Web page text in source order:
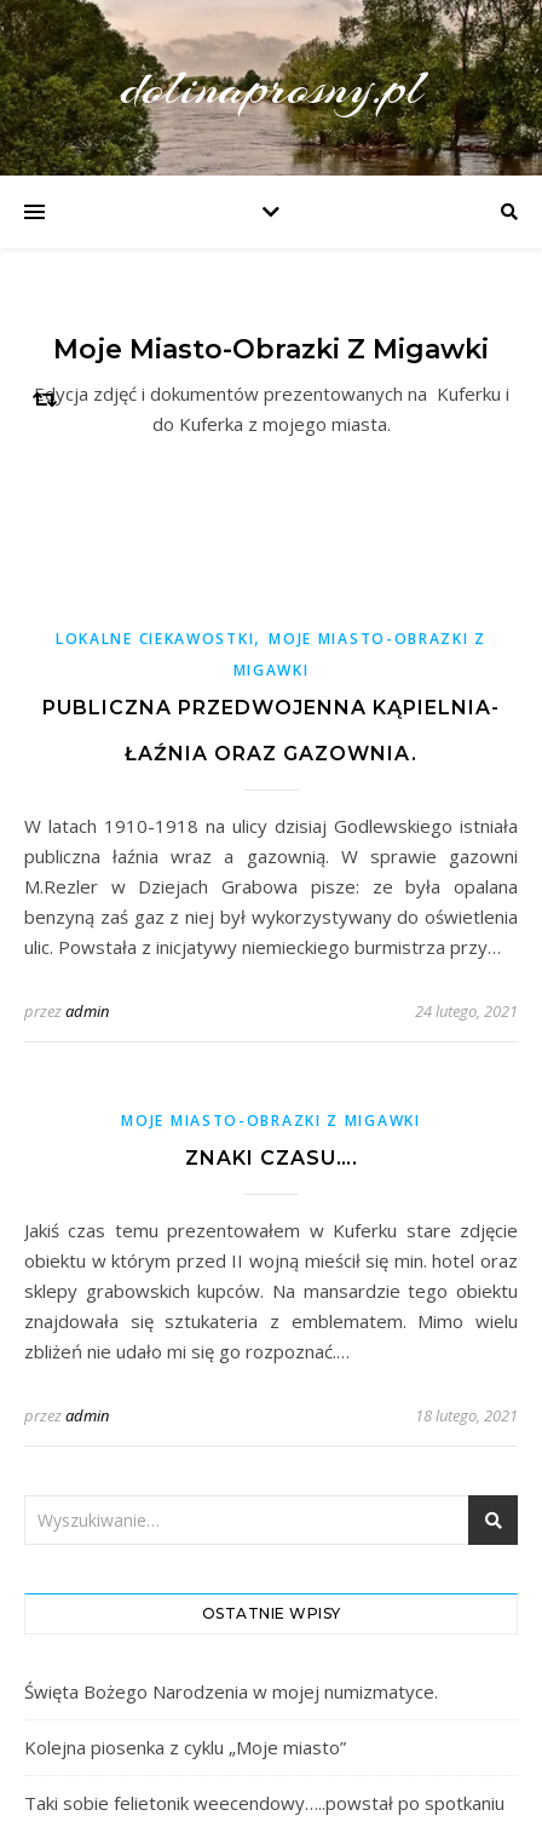
dolinaprosny.pl
Moje Miasto-Obrazki Z Migawki
Edycja zdjęć i dokumentów prezentowanych na Kuferku i
do Kuferka z mojego miasta.
LOKALNE CIEKAWOSTKI,MOJE MIASTO-OBRAZKI Z
MIGAWKI
PUBLICZNA PRZEDWOJENNA KĄPIELNIA-
ŁAŹNIA ORAZ GAZOWNIA.
W latach 1910-1918 na ulicy dzisiaj Godlewskiego istniała
publiczna łaźnia wraz a gazownią. W sprawie gazowni
M.Rezler w Dziejach Grabowa pisze: ze była opalana
benzyną zaś gaz z niej był wykorzystywany do oświetlenia
ulic. Powstała z inicjatywy niemieckiego burmistrza przy…
przezadmin 24 lutego, 2021
MOJE MIASTO-OBRAZKI Z MIGAWKI
ZNAKI CZASU….
Jakiś czas temu prezentowałem w Kuferku stare zdjęcie
obiektu w którym przed II wojną mieścił się min. hotel oraz
sklepy grabowskich kupców. Na mansardzie tego obiektu
znajdowała się sztukateria z emblematem. Mimo wielu
zbliżeń nie udało mi się go rozpoznać.…
przezadmin 18 lutego, 2021
OSTATNIE WPISY
Święta Bożego Narodzenia w mojej numizmatyce.
Kolejna piosenka z cyklu „Moje miasto”
Taki sobie felietonik weecendowy…..powstał po spotkaniu